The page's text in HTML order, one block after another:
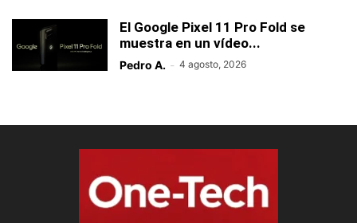
El Google Pixel 11 Pro Fold se
muestra en un vídeo...
Pedro A. - 4 agosto, 2026